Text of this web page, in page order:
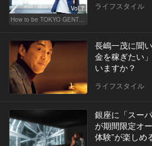
Vol.7
How to be TOKYO GENTS 東京人よ、紳士たれ！
ライフスタイル
長嶋一茂に聞
金を稼ぎたい
いますか？
ライフスタイル
銀座に「スー
が期間限定オ
体験”が楽しめ